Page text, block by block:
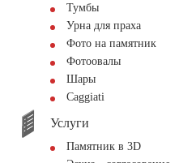
Тумбы
Урна для праха
Фото на памятник
Фотоовалы
Шары
Сaggiati
Услуги
Памятник в 3D